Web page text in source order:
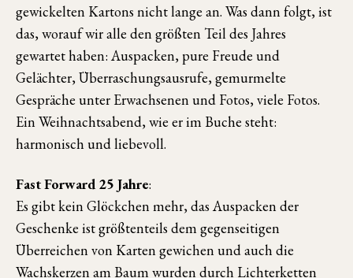
gewickelten Kartons nicht lange an. Was dann folgt, ist
das, worauf wir alle den größten Teil des Jahres
gewartet haben: Auspacken, pure Freude und
Gelächter, Überraschungsausrufe, gemurmelte
Gespräche unter Erwachsenen und Fotos, viele Fotos.
Ein Weihnachtsabend, wie er im Buche steht:
harmonisch und liebevoll.
Fast Forward 25 Jahre:
Es gibt kein Glöckchen mehr, das Auspacken der
Geschenke ist größtenteils dem gegenseitigen
Überreichen von Karten gewichen und auch die
Wachskerzen am Baum wurden durch Lichterketten